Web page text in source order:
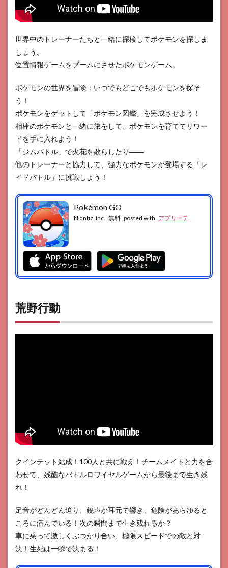
世界中のトレーナーたちと一緒に探検してポケモンを探しま
しょう。
位置情報ゲームをブームにさせたポケモンゲーム。
ポケモンの世界を冒険：いつでもどこでもポケモンを探そ
う！
ポケモンをゲットして「ポケモン図鑑」を完成させよう！
相棒のポケモンと一緒に旅をして、ポケモンを育ててリワー
ドを手に入れよう！
「ジムバトル」で火花を散らしたり――
他のトレーナーと協力して、強力なポケモンが登場する「レ
イドバトル」に挑戦しよう！
Pokémon GO
Niantic, Inc. 無料 posted with アプリーチ
荒野行動
クインテット結成！100人と共に戦え！チームメイトと力を合
わせて、残酷なバトルロワイヤルゲームから最後まで生き残
れ！
足音がどんどん迫り、銃声が耳元で響き、危険があらゆると
ころに潜んでいる！次の瞬間まで生き残れるか？
車に乗って激しくぶつかり合い、極限スピードでの敵と対
決！生死は一瞬で決まる！